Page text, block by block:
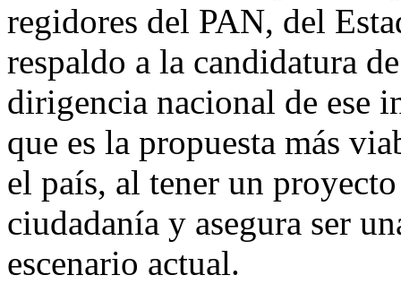
regidores del PAN, del
respaldo a la candidatura
dirigencia nacional de ese
que es la propuesta más
el país, al tener un
ciudadanía y asegura ser
escenario actual.